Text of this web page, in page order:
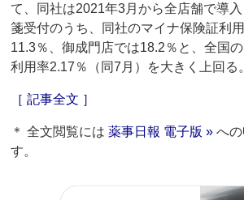
て、同社は2021年3月から全店舗で導
箋受付のうち、同社のマイナ保険証利
11.3％、御成門店では18.2％と、全国
利用率2.17％（同7月）を大きく上回る。
［ 記事全文 ］
＊ 全文閲覧には薬事日報 電子版 » へ
す。